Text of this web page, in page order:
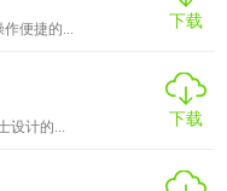
的播放体验以及活跃的
应用。它不仅满足了用
是追踪新番，亚托动漫
便捷的...
下载
设计的...
下载